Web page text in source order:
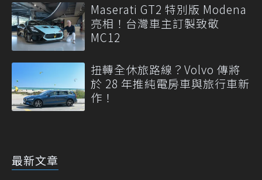
Maserati GT2 特別版 Modena
亮相！台灣車主訂製致敬
MC12
扭轉全休旅路線？Volvo 傳將
於 28 年推純電房車與旅行車新
作！
最新文章